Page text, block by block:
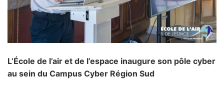
L’École de l’air et de l’espace inaugure son pôle cyber
au sein du Campus Cyber Région Sud